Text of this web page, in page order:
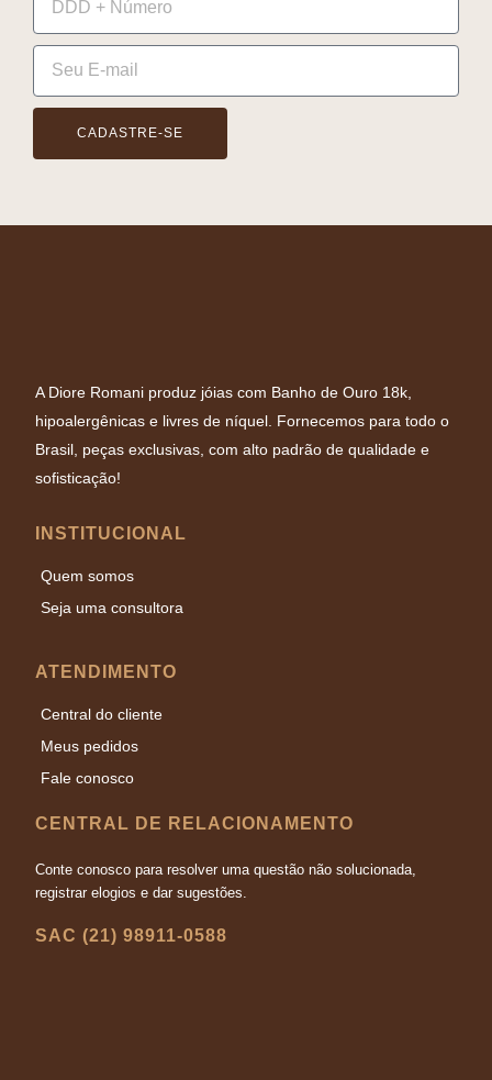
CADASTRE-SE
A Diore Romani produz jóias com Banho de Ouro 18k,
hipoalergênicas e livres de níquel. Fornecemos para todo o
Brasil, peças exclusivas, com alto padrão de qualidade e
sofisticação!
INSTITUCIONAL
Quem somos
Seja uma consultora
ATENDIMENTO
Central do cliente
Meus pedidos
Fale conosco
CENTRAL DE RELACIONAMENTO
Conte conosco para resolver uma questão não solucionada,
registrar elogios e dar sugestões.
SAC (21) 98911-0588